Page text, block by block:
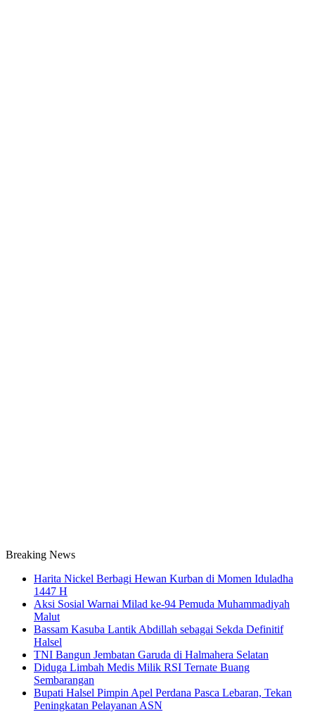
Breaking News
Harita Nickel Berbagi Hewan Kurban di Momen Iduladha
1447 H
Aksi Sosial Warnai Milad ke-94 Pemuda Muhammadiyah
Malut
Bassam Kasuba Lantik Abdillah sebagai Sekda Definitif
Halsel
TNI Bangun Jembatan Garuda di Halmahera Selatan
Diduga Limbah Medis Milik RSI Ternate Buang
Sembarangan
Bupati Halsel Pimpin Apel Perdana Pasca Lebaran, Tekan
Peningkatan Pelayanan ASN